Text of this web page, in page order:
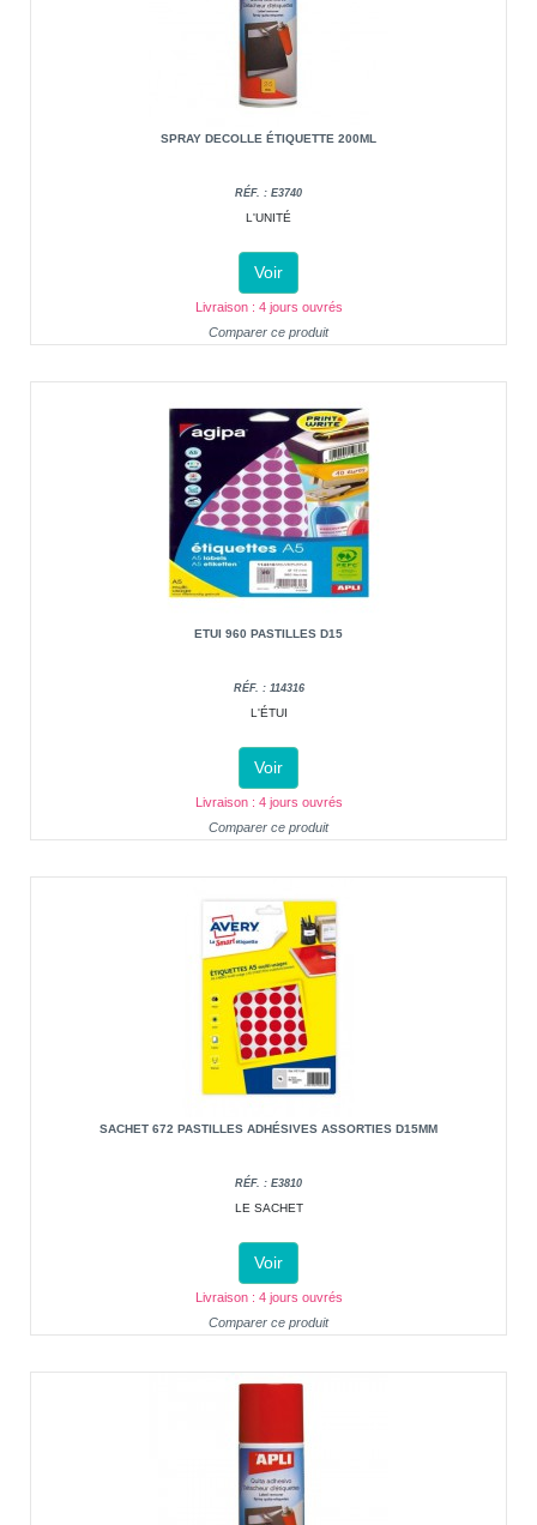
SPRAY DECOLLE ÉTIQUETTE 200ML
RÉF. : E3740
L'UNITÉ
Voir
Livraison : 4 jours ouvrés
Comparer ce produit
ETUI 960 PASTILLES D15
RÉF. : 114316
L'ÉTUI
Voir
Livraison : 4 jours ouvrés
Comparer ce produit
SACHET 672 PASTILLES ADHÉSIVES ASSORTIES D15MM
RÉF. : E3810
LE SACHET
Voir
Livraison : 4 jours ouvrés
Comparer ce produit